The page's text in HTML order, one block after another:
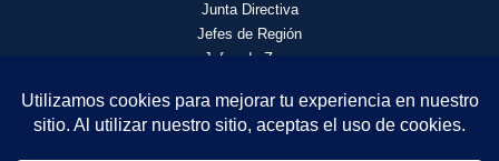
Junta Directiva
Jefes de Región
Jefes de Zona